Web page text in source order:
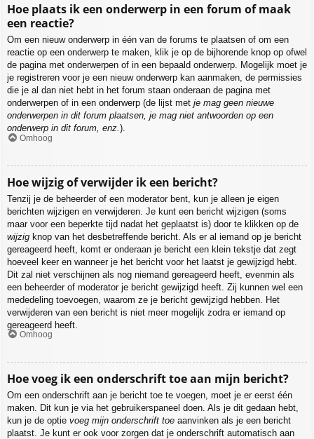
Hoe plaats ik een onderwerp in een forum of maak
een reactie?
Om een nieuw onderwerp in één van de forums te plaatsen of om een
reactie op een onderwerp te maken, klik je op de bijhorende knop op ofwel
de pagina met onderwerpen of in een bepaald onderwerp. Mogelijk moet je
je registreren voor je een nieuw onderwerp kan aanmaken, de permissies
die je al dan niet hebt in het forum staan onderaan de pagina met
onderwerpen of in een onderwerp (de lijst met je mag geen nieuwe
onderwerpen in dit forum plaatsen, je mag niet antwoorden op een
onderwerp in dit forum, enz.).
Omhoog
Hoe wijzig of verwijder ik een bericht?
Tenzij je de beheerder of een moderator bent, kun je alleen je eigen
berichten wijzigen en verwijderen. Je kunt een bericht wijzigen (soms
maar voor een beperkte tijd nadat het geplaatst is) door te klikken op de
wijzig knop van het desbetreffende bericht. Als er al iemand op je bericht
gereageerd heeft, komt er onderaan je bericht een klein tekstje dat zegt
hoeveel keer en wanneer je het bericht voor het laatst je gewijzigd hebt.
Dit zal niet verschijnen als nog niemand gereageerd heeft, evenmin als
een beheerder of moderator je bericht gewijzigd heeft. Zij kunnen wel een
mededeling toevoegen, waarom ze je bericht gewijzigd hebben. Het
verwijderen van een bericht is niet meer mogelijk zodra er iemand op
gereageerd heeft.
Omhoog
Hoe voeg ik een onderschrift toe aan mijn bericht?
Om een onderschrift aan je bericht toe te voegen, moet je er eerst één
maken. Dit kun je via het gebruikerspaneel doen. Als je dit gedaan hebt,
kun je de optie voeg mijn onderschrift toe aanvinken als je een bericht
plaatst. Je kunt er ook voor zorgen dat je onderschrift automatisch aan